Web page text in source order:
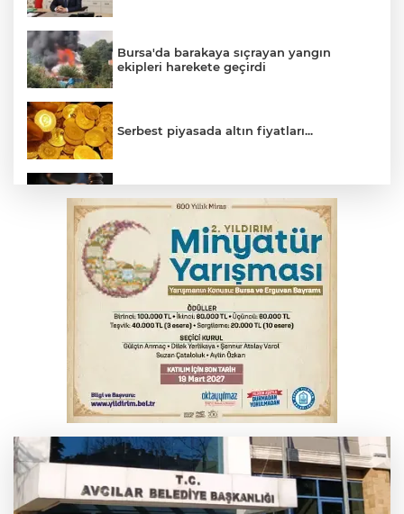
Bursa'da barakaya sıçrayan yangın
ekipleri harekete geçirdi
Serbest piyasada altın fiyatları...
Yargıtay’dan primle çalışanlara müjde
Bursa’da bugün hava nasıl olacak?
Osmangazi’de iş arayanlara destek
TOFAŞ Basketbol'da sağlık kontrolleri
başladı